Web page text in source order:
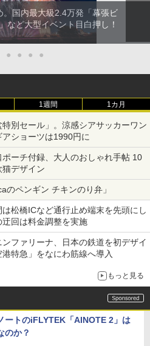
国内最大級2.4万発「幕張ビ
など大型イベント目白押し！
● ● ● ●
1週間 1カ月
別セール」。涼感シアサッカーワン
ショーツは1990円に
ポーチ付録、大人のおしゃれ手帖 10
猫デザイン
のペンギン チキンのり弁」
松橋ICなど通行止め端末を先頭にし
回は料金調整を実施
ファリーナ、日本の鉄道を初デザイ
特急」をなにわ筋線へ導入
もっと見る
ートのiFLYTEK「AINOTE 2」は
のか？